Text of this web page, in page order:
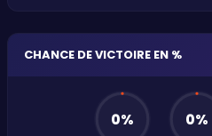
CHANCE DE VICTOIRE EN %
0% 0%